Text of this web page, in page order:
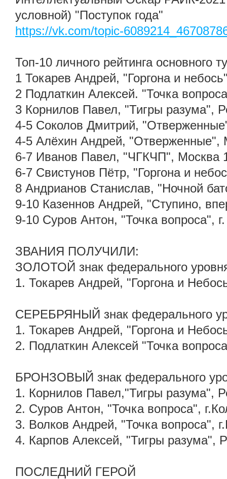
условной) "Поступок года"
https://vk.com/topic-
Топ-10 личного рейтинга основного
1 Токарев Андрей, "Горгона и
2 Подлаткин Алексей. "Точка
3 Корнилов Павел, "Тигры разума",
4-5 Соколов Дмитрий,
4-5 Алёхин Андрей, "Отверженные",
6-7 Иванов Павел, "ЧГКЧП", Москва
6-7 Свистунов Пётр, "Горгона и
8 Андрианов Станислав, "Ночной
9-10 Казеннов Андрей, "Ступино,
9-10 Суров Антон, "Точка вопроса",
ЗВАНИЯ ПОЛУЧИЛИ:
ЗОЛОТОЙ знак федерального
1. Токарев Андрей, "Горгона и
СЕРЕБРЯНЫЙ знак федерального
1. Токарев Андрей, "Горгона и
2. Подлаткин Алексей "Точка
БРОНЗОВЫЙ знак федерального
1. Корнилов Павел,"Тигры разума",
2. Суров Антон, "Точка вопроса",
3. Волков Андрей, "Точка вопроса",
4. Карпов Алексей, "Тигры разума",
ПОСЛЕДНИЙ ГЕРОЙ